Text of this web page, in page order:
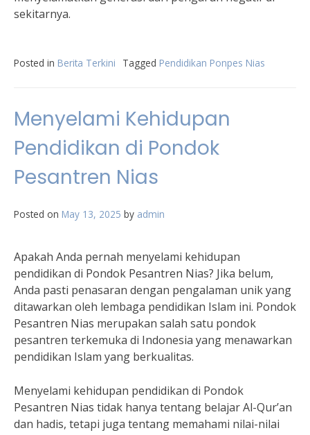
sekitarnya.
Posted in Berita Terkini Tagged Pendidikan Ponpes Nias
Menyelami Kehidupan
Pendidikan di Pondok
Pesantren Nias
Posted on May 13, 2025 by admin
Apakah Anda pernah menyelami kehidupan
pendidikan di Pondok Pesantren Nias? Jika belum,
Anda pasti penasaran dengan pengalaman unik yang
ditawarkan oleh lembaga pendidikan Islam ini. Pondok
Pesantren Nias merupakan salah satu pondok
pesantren terkemuka di Indonesia yang menawarkan
pendidikan Islam yang berkualitas.
Menyelami kehidupan pendidikan di Pondok
Pesantren Nias tidak hanya tentang belajar Al-Qur’an
dan hadis, tetapi juga tentang memahami nilai-nilai